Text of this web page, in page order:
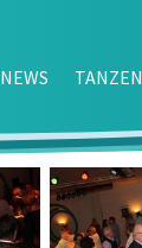
NEWS TANZEN